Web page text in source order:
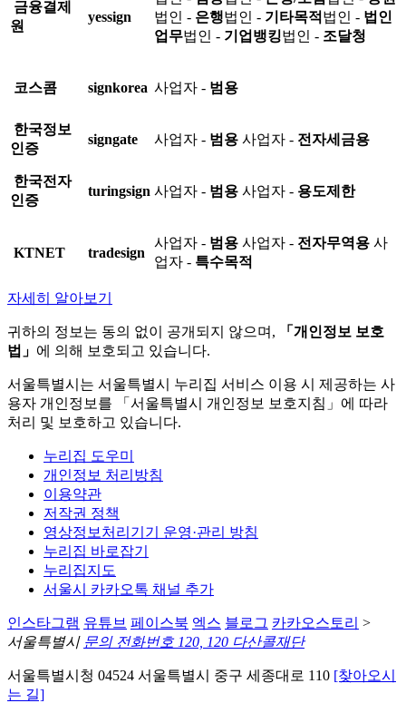
금융결제
원
yessign
법인 - 은행법인 - 기타목적 법인 - 법인
업무법인 - 기업뱅킹법인 - 조달청
코스콤 signkorea 사업자 - 범용
한국정보
인증
signgate 사업자 - 범용 사업자 - 전자세금용
한국전자
인증
turingsign 사업자 - 범용 사업자 - 용도제한
KTNET tradesign
사업자 - 범용 사업자 - 전자무역용 사
업자 - 특수목적
자세히 알아보기
귀하의 정보는 동의 없이 공개되지 않으며,
「개인정보 보호
법」 에 의해 보호되고 있습니다.
서울특별시는 서울특별시 누리집 서비스 이용 시 제공하는 사
용자 개인정보를 「서울특별시 개인정보 보호지침」에 따라
처리 및 보호하고 있습니다.
누리집 도우미
개인정보 처리방침
이용약관
저작권 정책
영상정보처리기기 운영·관리 방침
누리집 바로잡기
누리집지도
서울시 카카오톡 채널 추가
인스타그램 유튜브 페이스북 엑스 블로그 카카오스토리 >
서울특별시 문의 전화번호 120, 120 다산콜재단
서울특별시청 04524 서울특별시 중구 세종대로 110 [찾아오시
는 길]